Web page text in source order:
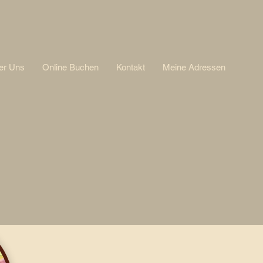
Uns Online Buchen Kontakt Meine Adressen